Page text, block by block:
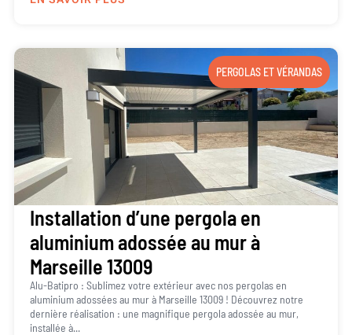
PERGOLAS ET VÉRANDAS
Installation d’une pergola en
aluminium adossée au mur à
Marseille 13009
Alu-Batipro : Sublimez votre extérieur avec nos pergolas en
aluminium adossées au mur à Marseille 13009 ! Découvrez notre
dernière réalisation : une magnifique pergola adossée au mur,
installée à...